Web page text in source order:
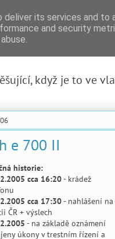
když je to ve
e 700 II
historie:
cca 16:20- krádež
cca 17:30- nahlášení na
ČR + výslech
- na základě oznámení
úkony v trestním řízení a
its services and to
and security